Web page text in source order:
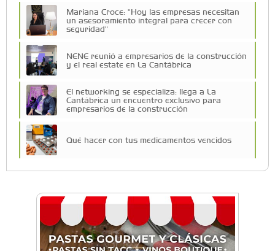
Mariana Croce: "Hoy las empresas necesitan
un asesoramiento integral para crecer con
seguridad"
NENE reunió a empresarios de la construcción
y el real estate en La Cantábrica
El networking se especializa: llega a La
Cantábrica un encuentro exclusivo para
empresarios de la construcción
Qué hacer con tus medicamentos vencidos
Más de 80 emprendedores, K-Pop y canje de
Vuelve la expo Morón Se Muestra: dos días
para conocer lo que se produce en el distrito